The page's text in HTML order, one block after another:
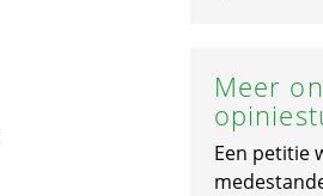
Meer
Een petitie